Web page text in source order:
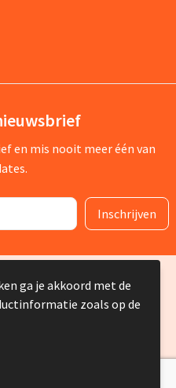
en mis nooit meer één van
reclame-advies 2025
ga je akkoord met de
zoals op de